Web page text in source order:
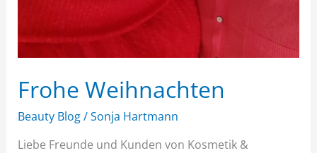
Frohe Weihnachten
Beauty Blog/Sonja Hartmann
Liebe Freunde und Kunden von Kosmetik &